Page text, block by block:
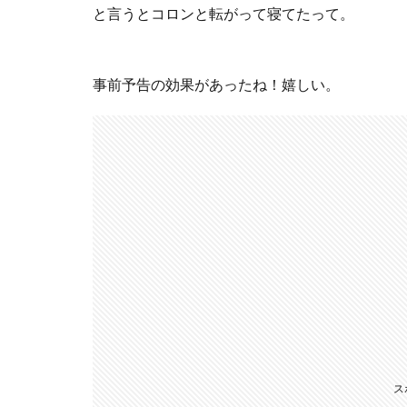
と言うとコロンと転がって寝てたって。
事前予告の効果があったね！嬉しい。
ス